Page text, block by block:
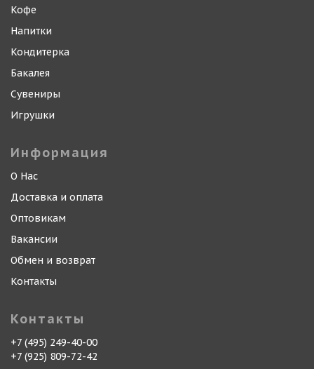
Кофе
Напитки
Кондитерка
Бакалея
Сувениры
Игрушки
Информация
О Нас
Доставка и оплата
Оптовикам
Вакансии
Обмен и возврат
Контакты
Контакты
+7 (495) 249-40-00
+7 (925) 809-72-42